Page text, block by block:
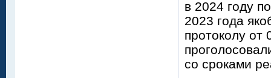
в 2024 году
2023 года
протоколу от
со сроками